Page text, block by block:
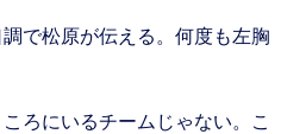
で松原が伝える。何度も左胸
ろにいるチームじゃない。こ